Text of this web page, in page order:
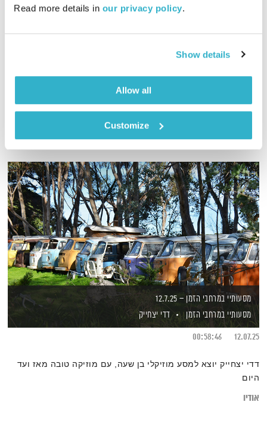
Read more details in our privacy policy.
Show details
Allow all
Customize
הטכנולוגיה לחיינו, והפעם: איך משפיע העידן הדיגיטלי על הזכרון
מסעותיי במרחבי הזמן – 12.7.25
מסעותיי במרחבי הזמן
דדי יצחייק
12.07.25
00:58:46
דדי יצחייק יוצא למסע מוזיקלי בן שעה, עם מוזיקה טובה מאז ועד
היום
אודיו